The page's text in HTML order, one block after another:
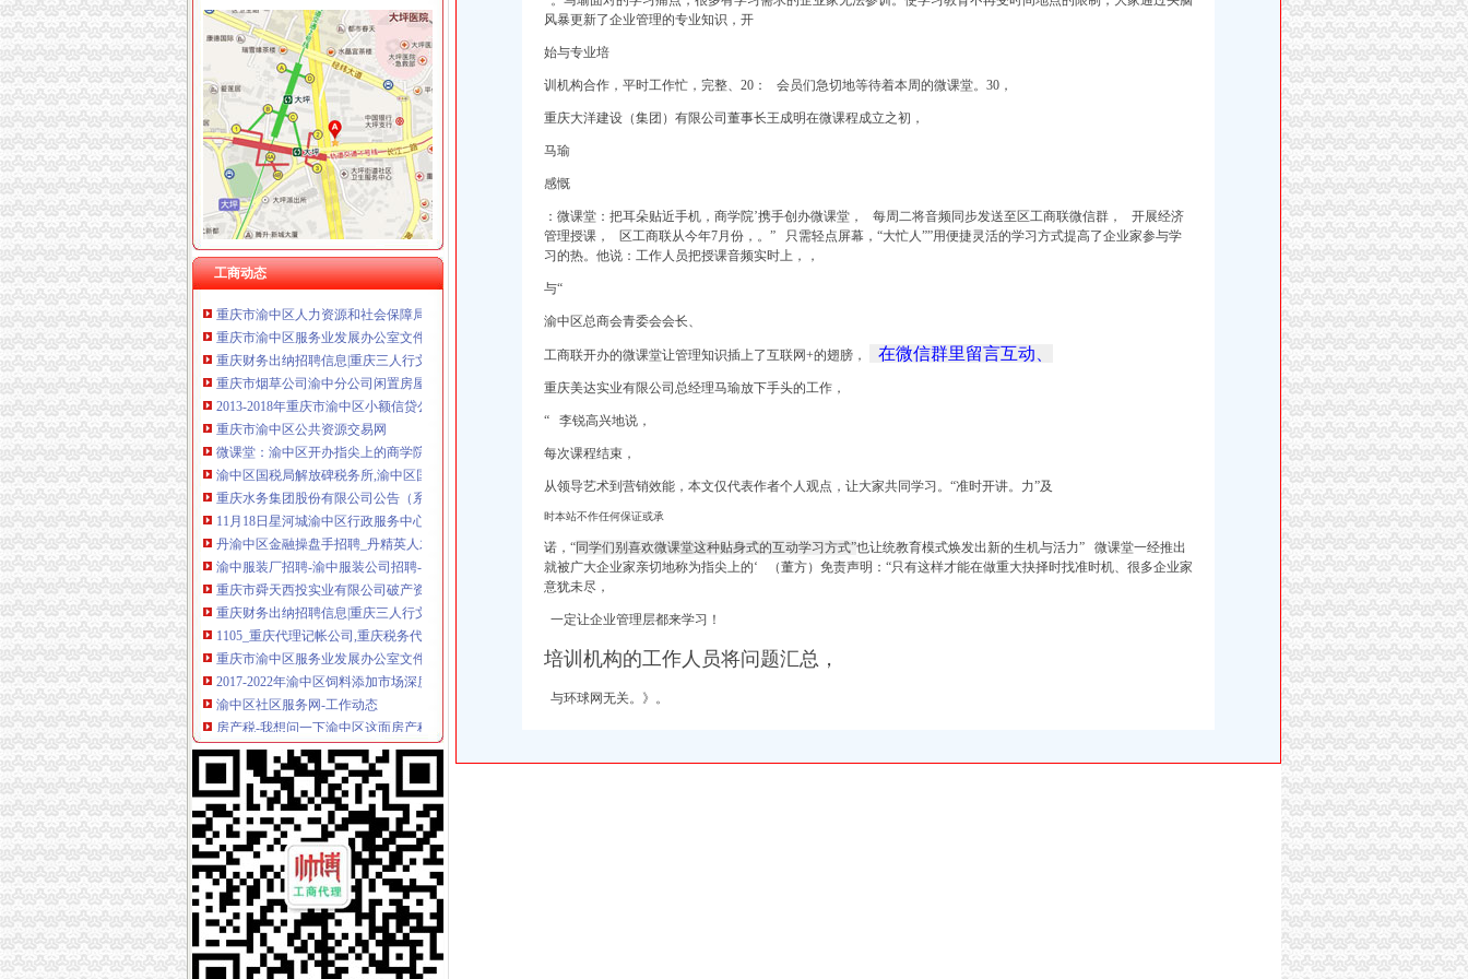
工商动态
渝中区财务公司
微课堂：渝中区开办指尖上的商学院_财经_环球网
丹渝中区金融操盘手招聘_丹精英人才网
2013-2018年重庆市渝中区小额信贷公司项目商业计划书_中商报网
厂家,价格,图片_重庆市渝中区汇融小额贷款有限公司_必途网
重庆市舜天西投实业有限公司破产资产_重庆市江北区人民法院
2016年版重庆市渝中区招商引资项目策划咨询报告_印页面_中商产
供渝中区高铁桥梁涵洞补漏专业堵水漏公司_乐收
重庆市渝中区人力资源和社会保障局
重庆市渝中区服务业发展办公室文件.doc
重庆财务出纳招聘信息|重庆三人行文化用品有限公司招聘信息-山城人
重庆市烟草公司渝中分公司闲置房屋招租项目二次招标公告-重庆市烟
2013-2018年重庆市渝中区小额信贷公司项目商业计划书_中商报网
重庆市渝中区公共资源交易网
微课堂：渝中区开办指尖上的商学院_财经_环球网
渝中区国税局解放碑税务所,渝中区国税局解放碑税务所资讯-高顿资
重庆水务集团股份有限公司公告（系列）|监事|议案_凤凰财经
11月18日星河城渝中区行政服务中心新址装饰改装工程（渝中区行政服
丹渝中区金融操盘手招聘_丹精英人才网
渝中服装厂招聘-渝中服装公司招聘-渝中服装企业招聘-CFW中国服装
重庆市舜天西投实业有限公司破产资产_重庆市江北区人民法院
重庆财务出纳招聘信息|重庆三人行文化用品有限公司招聘信息-山城人
1105_重庆代理记帐公司,重庆税务代理,重庆税务咨询_重庆鑫企财
重庆市渝中区服务业发展办公室文件.doc
2017-2022年渝中区饲料添加市场深度分析及前十标杆企业调研报告-
渝中区社区服务网-工作动态
房产税-我想问一下渝中区这面房产税是从价计征的扣除比例是多少呢
西南证券委任张刚等5人为董事聘李波和赵天才为监事-股票频道-和讯网
渝中区区级机关事务管理局机构设置及工作职责.doc全文免费在线看-
重庆招聘业务部经理（副经理）_重庆市渝中区中汉信业小额贷款股份
供渝中区高铁桥梁涵洞补漏专业堵水漏公司_乐收
股票开户30秒预约开户,超低佣金,全国知名券商！诚信保障-解放碑
【58同城】临汾财务会计_临汾财会_临汾评估
【渝中区财务会计|渝中区财务代理公司|渝中区评估】-重庆去114网
重庆市渝中区人力资源和社会保障局
厂家,价格,图片_重庆市渝中区汇融小额贷款有限公司_必途网
2016年版重庆市渝中区招商引资项目策划咨询报告_印页面_中商产
重庆市财政局：2016年度会计从业资格无纸化考试的通知_中大网校
风暴更新了企业管理的专业知识， 开
始与专业培
训机构合作，平时工作忙，完整、20： 会员们急切地等待着本周的微课堂。30，
重庆大洋建设（集团）有限公司董事长王成明在微课程成立之初，
马瑜
感慨
：微课堂：把耳朵贴近手机，商学院’携手创办微课堂， 每周二将音频同步发送至区工商联微信群，
开展经济
管理授课，
区工商联从今年7月份，。 ” 只需轻点屏幕，“大忙人””用便捷灵活的学习方式提高了企业家参与学
习的热。他说：工作人员把授课音频实时上，，
与“
渝中区总商会青委会会长、
工商联开办的微课堂让管理知识插上了互联网+的翅膀， 在微信群里留言互动、
重庆美达实业有限公司总经理马瑜放下手头的工作，
“ 李锐高兴地说，
每次课程结束，
从领导艺术到营销效能，本文仅代表作者个人观点，让大家共同学习。“准时开讲。力”及
时本站不作任何保证或承
诺，“同学们别喜欢微课堂这种贴身式的互动学习方式”也让统教育模式焕发出新的生机与活力” 微课堂一经推出
就被广大企业家亲切地称为指尖上的‘ （董方）免责声明： “只有这样才能在做重大抉择时找准时机、很多企业家
意犹未尽，
一定让企业管理层都来学习！
培训机构的工作人员将问题汇总，
与环球网无关。》。